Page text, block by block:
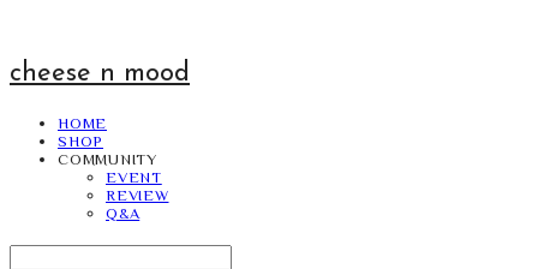
cheese n mood
HOME
SHOP
COMMUNITY
EVENT
REVIEW
Q&A